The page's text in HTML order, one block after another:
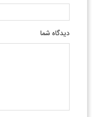
دیدگاه شما